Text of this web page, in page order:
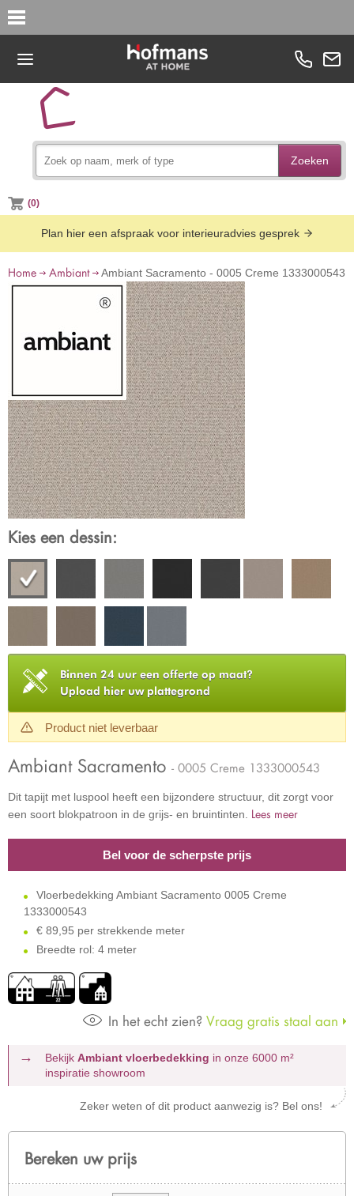
Zoeken
(0)
Plan hier een afspraak voor interieuradvies gesprek
Home Ambiant Ambiant Sacramento - 0005 Creme 1333000543
Kies een dessin:
Binnen 24 uur een offerte op maat?
Upload hier uw plattegrond
Product niet leverbaar
Ambiant Sacramento - 0005 Creme 1333000543
Dit tapijt met luspool heeft een bijzondere structuur, dit zorgt voor
een soort blokpatroon in de grijs- en bruintinten. Lees meer
Bel voor de scherpste prijs
Vloerbedekking Ambiant Sacramento 0005 Creme
1333000543
€ 89,95 per strekkende meter
Breedte rol: 4 meter
In het echt zien? Vraag gratis staal aan
Bekijk Ambiant vloerbedekking in onze 6000 m²
inspiratie showroom
Zeker weten of dit product aanwezig is? Bel ons!
Bereken uw prijs